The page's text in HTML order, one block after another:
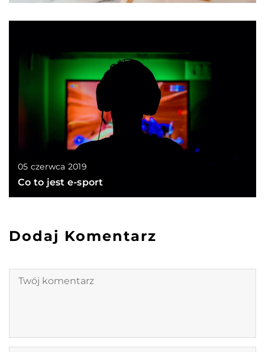
05 czerwca 2019
Co to jest e-sport
Dodaj Komentarz